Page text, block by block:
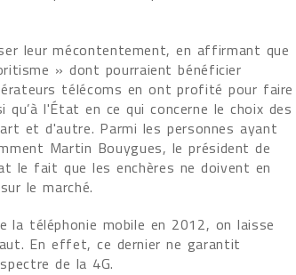
leur mécontentement, en affirmant que
» dont pourraient bénéficier
télécoms en ont profité pour faire
l'État en ce qui concerne le choix des
et d'autre. Parmi les personnes ayant
Martin Bouygues, le président de
le fait que les enchères ne doivent en
le marché.
la téléphonie mobile en 2012, on laisse
En effet, ce dernier ne garantit
de la 4G.